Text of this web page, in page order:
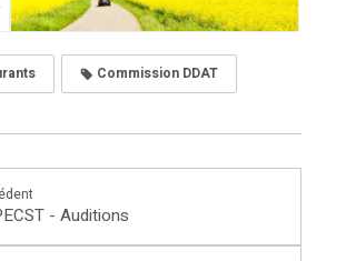
Commission DDAT
- Auditions